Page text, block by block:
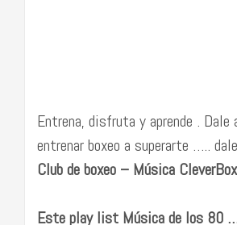
Entrena, disfruta y aprende . Dale
entrenar boxeo a superarte …..
Club de boxeo – Música CleverBox
Este play list Música de los 80